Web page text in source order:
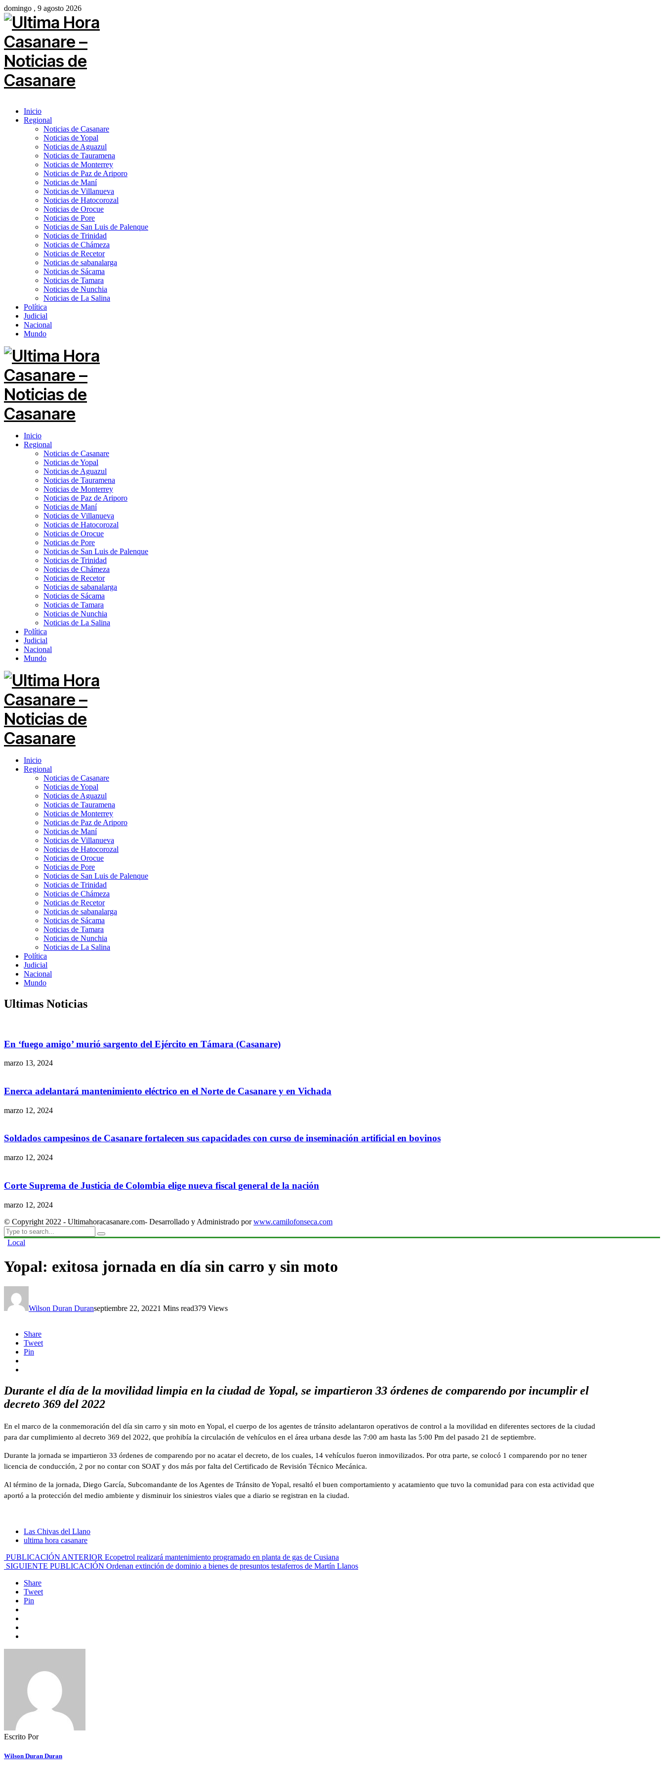
domingo , 9 agosto 2026
Inicio
Regional
Noticias de Casanare
Noticias de Yopal
Noticias de Aguazul
Noticias de Tauramena
Noticias de Monterrey
Noticias de Paz de Ariporo
Noticias de Maní
Noticias de Villanueva
Noticias de Hatocorozal
Noticias de Orocue
Noticias de Pore
Noticias de San Luis de Palenque
Noticias de Trinidad
Noticias de Chámeza
Noticias de Recetor
Noticias de sabanalarga
Noticias de Sácama
Noticias de Tamara
Noticias de Nunchia
Noticias de La Salina
Política
Judicial
Nacional
Mundo
Inicio
Regional
Noticias de Casanare
Noticias de Yopal
Noticias de Aguazul
Noticias de Tauramena
Noticias de Monterrey
Noticias de Paz de Ariporo
Noticias de Maní
Noticias de Villanueva
Noticias de Hatocorozal
Noticias de Orocue
Noticias de Pore
Noticias de San Luis de Palenque
Noticias de Trinidad
Noticias de Chámeza
Noticias de Recetor
Noticias de sabanalarga
Noticias de Sácama
Noticias de Tamara
Noticias de Nunchia
Noticias de La Salina
Política
Judicial
Nacional
Mundo
Inicio
Regional
Noticias de Casanare
Noticias de Yopal
Noticias de Aguazul
Noticias de Tauramena
Noticias de Monterrey
Noticias de Paz de Ariporo
Noticias de Maní
Noticias de Villanueva
Noticias de Hatocorozal
Noticias de Orocue
Noticias de Pore
Noticias de San Luis de Palenque
Noticias de Trinidad
Noticias de Chámeza
Noticias de Recetor
Noticias de sabanalarga
Noticias de Sácama
Noticias de Tamara
Noticias de Nunchia
Noticias de La Salina
Política
Judicial
Nacional
Mundo
Ultimas Noticias
En ‘fuego amigo’ murió sargento del Ejército en Támara (Casanare)
marzo 13, 2024
Enerca adelantará mantenimiento eléctrico en el Norte de Casanare y en Vichada
marzo 12, 2024
Soldados campesinos de Casanare fortalecen sus capacidades con curso de inseminación artificial en bovinos
marzo 12, 2024
Corte Suprema de Justicia de Colombia elige nueva fiscal general de la nación
marzo 12, 2024
© Copyright 2022 - Ultimahoracasanare.com- Desarrollado y Administrado porwww.camilofonseca.com
Local
Yopal: exitosa jornada en día sin carro y sin moto
Wilson Duran Duranseptiembre 22, 20221 Mins read379 Views
Share
Tweet
Pin
Durante el día de la movilidad limpia en la ciudad de Yopal, se impartieron 33 órdenes de comparendo por incumplir el
decreto 369 del 2022
En el marco de la conmemoración del día sin carro y sin moto en Yopal, el cuerpo de los agentes de tránsito adelantaron operativos de control a la movilidad en diferentes sectores de la ciudad
para dar cumplimiento al decreto 369 del 2022, que prohibía la circulación de vehículos en el área urbana desde las 7:00 am hasta las 5:00 Pm del pasado 21 de septiembre.
Durante la jornada se impartieron 33 órdenes de comparendo por no acatar el decreto, de los cuales, 14 vehículos fueron inmovilizados. Por otra parte, se colocó 1 comparendo por no tener
licencia de conducción, 2 por no contar con SOAT y dos más por falta del Certificado de Revisión Técnico Mecánica.
Al término de la jornada, Diego García, Subcomandante de los Agentes de Tránsito de Yopal, resaltó el buen comportamiento y acatamiento que tuvo la comunidad para con esta actividad que
aportó a la protección del medio ambiente y disminuir los siniestros viales que a diario se registran en la ciudad.
Las Chivas del Llano
ultima hora casanare
PUBLICACIÓN ANTERIOR Ecopetrol realizará mantenimiento programado en planta de gas de Cusiana
SIGUIENTE PUBLICACIÓN Ordenan extinción de dominio a bienes de presuntos testaferros de Martín Llanos
Share
Tweet
Pin
Escrito Por
Wilson Duran Duran